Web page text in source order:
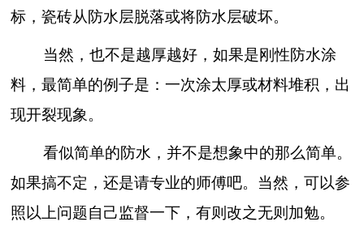
标，瓷砖从防水层脱落或将防水层破坏。
当然，也不是越厚越好，如果是刚性防水涂
料，最简单的例子是：一次涂太厚或材料堆积，出
现开裂现象。
看似简单的防水，并不是想象中的那么简单。
如果搞不定，还是请专业的师傅吧。当然，可以参
照以上问题自己监督一下，有则改之无则加勉。